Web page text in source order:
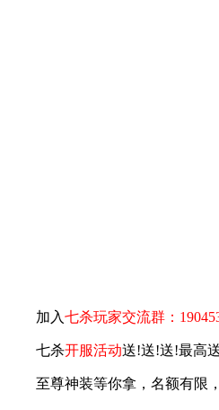
加入七杀玩家交流群：
七杀开服活动送!送!送!最高
至尊神装等你拿，名额有限，